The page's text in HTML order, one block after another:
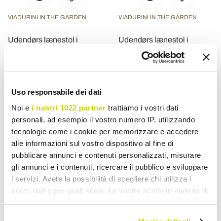
Uso responsabile dei dati
Noi e i nostri 1022 partner trattiamo i vostri dati
personali, ad esempio il vostro numero IP, utilizzando
tecnologie come i cookie per memorizzare e accedere
alle informazioni sul vostro dispositivo al fine di
pubblicare annunci e contenuti personalizzati, misurare
gli annunci e i contenuti, ricercare il pubblico e sviluppare
i servizi. Avete la possibilità di scegliere chi utilizza i
vostri dati e per quali scopi. Le vostre scelte in materia di
VIADURINI IN THE GARDEN
Udendørs lænestol i
Helga
VIADURINI IN THE GARDEN
Udendørs lænestol i
håndvævet polyrattan -